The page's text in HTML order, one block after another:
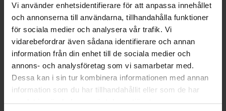
Vi använder enhetsidentifierare för att anpassa innehållet
och annonserna till användarna, tillhandahålla funktioner
för sociala medier och analysera vår trafik. Vi
vidarebefordrar även sådana identifierare och annan
information från din enhet till de sociala medier och
annons- och analysföretag som vi samarbetar med.
Dessa kan i sin tur kombinera informationen med annan
information som du har tillhandahållit eller som de har
samlat in när du har använt deras tjänster.